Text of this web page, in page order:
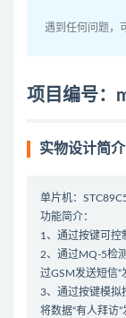
遇到任何问题，
项目编号：
实物设计简介
单片机：
功能简介：
1、通过按键可控
2、通过MQ-5检
过GSM发送短信“
3、通过按键模拟
将数据“有人拜访